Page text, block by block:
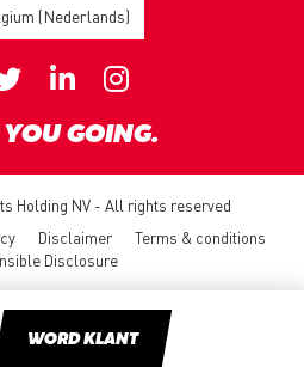
WORD KLANT
(Nederlands)
GOING.
Holding NV - All rights reserved
Disclaimer
Terms & conditions
Disclosure